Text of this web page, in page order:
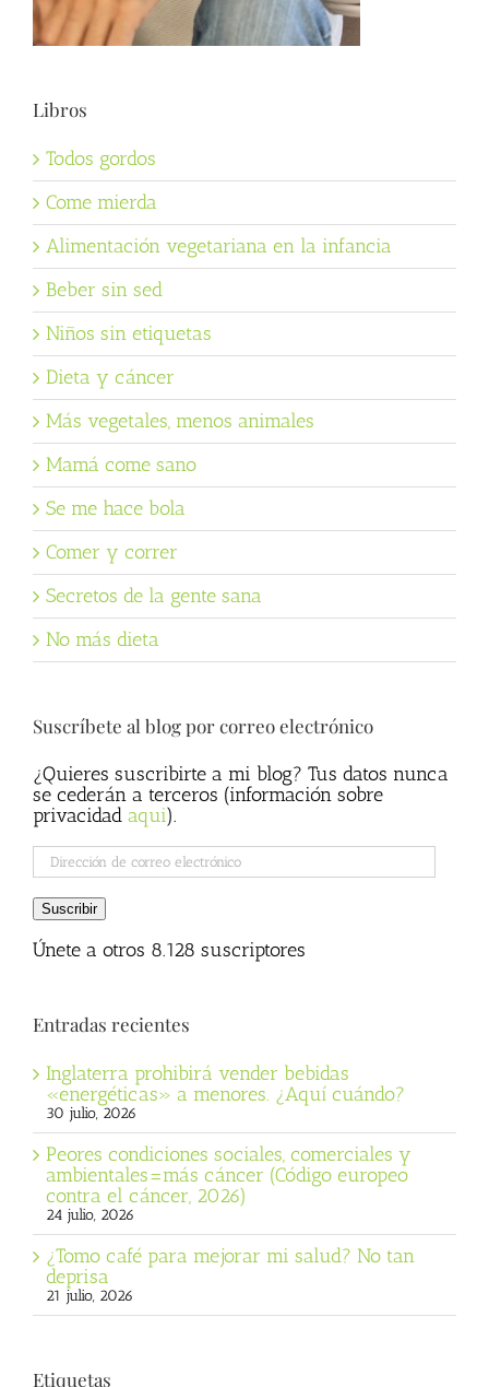
Libros
Todos gordos
Come mierda
Alimentación vegetariana en la infancia
Beber sin sed
Niños sin etiquetas
Dieta y cáncer
Más vegetales, menos animales
Mamá come sano
Se me hace bola
Comer y correr
Secretos de la gente sana
No más dieta
Suscríbete al blog por correo electrónico
¿Quieres suscribirte a mi blog? Tus datos nunca
se cederán a terceros (información sobre
privacidad aqui).
Dirección
de
correo
electrónico
Suscribir
Únete a otros 8.128 suscriptores
Entradas recientes
Inglaterra prohibirá vender bebidas
«energéticas» a menores. ¿Aquí cuándo?
30 julio, 2026
Peores condiciones sociales, comerciales y
ambientales=más cáncer (Código europeo
contra el cáncer, 2026)
24 julio, 2026
¿Tomo café para mejorar mi salud? No tan
deprisa
21 julio, 2026
Etiquetas